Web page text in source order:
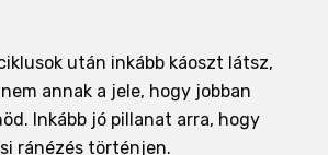
után inkább káoszt látsz,
annak a jele, hogy jobban
Inkább jó pillanat arra, hogy
ránézés történjen.